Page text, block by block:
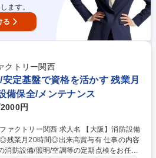
ます。
る
クトリー関西
安定基盤で資格を活かす 残業月
備保全/メンテナンス
円
求人名 【大阪】消防設備
月20時間◎出来高賞与有 仕事の内容
消防設備/照明/空調等の定期点検をお任せ